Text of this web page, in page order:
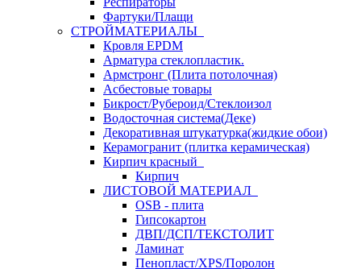
Фартуки/Плащи
СТРОЙМАТЕРИАЛЫ
Кровля ЕРDM
Арматура стеклопластик.
Армстронг (Плита потолочная)
Асбестовые товары
Бикрост/Рубероид/Стеклоизол
Водосточная система(Деке)
Декоративная штукатурка(жидкие обои)
Керамогранит (плитка керамическая)
Кирпич красный
Кирпич
ЛИСТОВОЙ МАТЕРИАЛ
OSB - плита
Гипсокартон
ДВП/ДСП/ТЕКСТОЛИТ
Ламинат
Пенопласт/XPS/Поролон